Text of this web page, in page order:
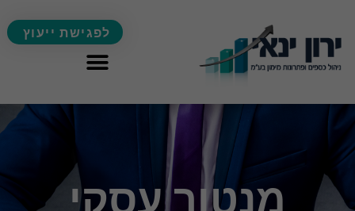
לפגישת ייעוץ
מנטור עסקי